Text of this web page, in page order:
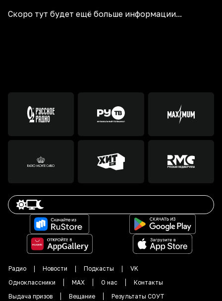
Скоро тут будет ещё больше информации...
Радио Новости Подкасты
VK
Одноклассники
MAX О нас
Контакты
Выдача призов
Вещание Результаты СОУТ